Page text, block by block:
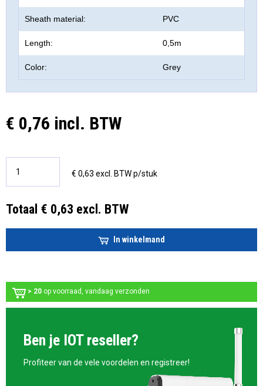
Sheath material: PVC
Length: 0,5m
Color: Grey
€ 0,76 incl. BTW
€ 0,63 excl. BTW p/stuk
Totaal € 0,63 excl. BTW
In winkelmand
> 20 op voorraad, vandaag verzonden
Ben je IOT reseller?
Profiteer van de vele voordelen en registreer!